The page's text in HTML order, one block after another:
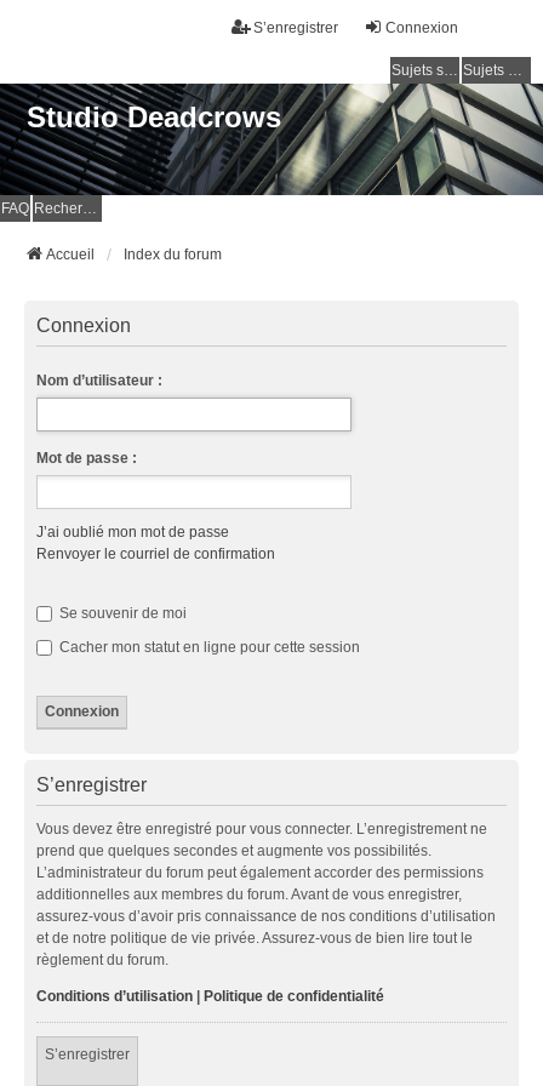
Connexion
S’enregistrer
Sujets sans réponse Sujets actifs
Studio Deadcrows
FAQ Rechercher
Accueil Index du forum
Connexion
Nom d’utilisateur :
Mot de passe :
J’ai oublié mon mot de passe
Renvoyer le courriel de confirmation
Se souvenir de moi
Cacher mon statut en ligne pour cette session
S’enregistrer
Vous devez être enregistré pour vous connecter. L’enregistrement ne
prend que quelques secondes et augmente vos possibilités.
L’administrateur du forum peut également accorder des permissions
additionnelles aux membres du forum. Avant de vous enregistrer,
assurez-vous d’avoir pris connaissance de nos conditions d’utilisation
et de notre politique de vie privée. Assurez-vous de bien lire tout le
règlement du forum.
Conditions d’utilisation | Politique de confidentialité
S’enregistrer